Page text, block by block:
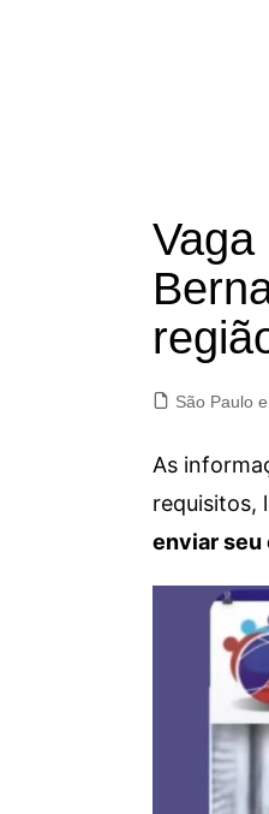
São Paulo
As
requisitos,
enviar